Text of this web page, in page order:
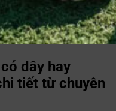
dây hay
tiết từ chuyên